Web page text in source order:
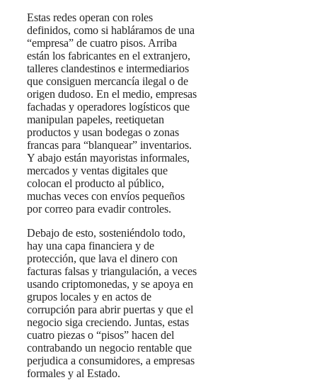
Estas redes operan con roles
definidos, como si habláramos de una
“empresa” de cuatro pisos. Arriba
están los fabricantes en el extranjero,
talleres clandestinos e intermediarios
que consiguen mercancía ilegal o de
origen dudoso. En el medio, empresas
fachadas y operadores logísticos que
manipulan papeles, reetiquetan
productos y usan bodegas o zonas
francas para “blanquear” inventarios.
Y abajo están mayoristas informales,
mercados y ventas digitales que
colocan el producto al público,
muchas veces con envíos pequeños
por correo para evadir controles.
Debajo de esto, sosteniéndolo todo,
hay una capa financiera y de
protección, que lava el dinero con
facturas falsas y triangulación, a veces
usando criptomonedas, y se apoya en
grupos locales y en actos de
corrupción para abrir puertas y que el
negocio siga creciendo. Juntas, estas
cuatro piezas o “pisos” hacen del
contrabando un negocio rentable que
perjudica a consumidores, a empresas
formales y al Estado.